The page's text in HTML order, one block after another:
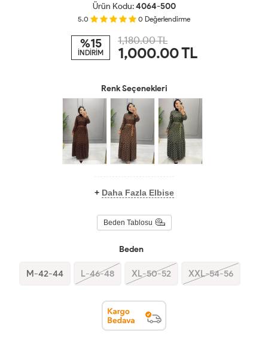
Ürün Kodu:4064-500
5.0 0 Değerlendirme
%15
İNDİRİM
1,180.00 TL
1,000.00TL
Renk Seçenekleri
+ Daha Fazla Elbise
Beden Tablosu
Beden
M-42-44 L-46-48 XL-50-52 XXL-54-56